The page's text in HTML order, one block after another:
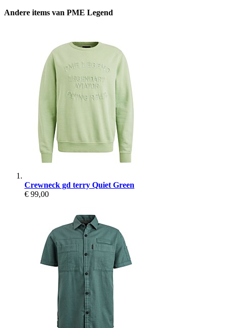
Andere items van PME Legend
Crewneck gd terry Quiet Green
€ 99,00